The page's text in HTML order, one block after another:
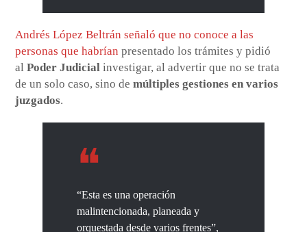
Andrés López Beltrán señaló que no conoce a las
personas que habrían presentado los trámites y pidió
alPoder Judicial investigar, al advertir que no se trata
de un solo caso, sino demúltiples gestiones en varios
juzgados.
“Esta es una operación
malintencionada, planeada y
orquestada desde varios frentes”,